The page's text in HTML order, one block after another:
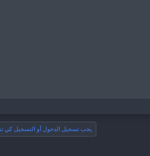
يجب تسجيل الدخول أو التسجيل كي